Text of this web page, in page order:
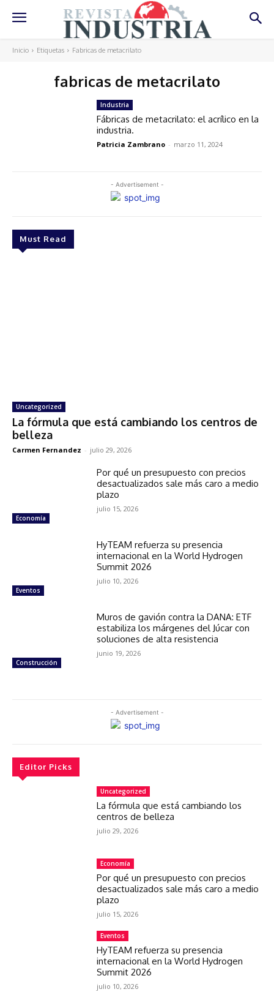
Inicio Etiquetas Fabricas de metacrilato
fabricas de metacrilato
- Advertisement -
Must Read
Uncategorized
La fórmula que está cambiando los centros de
belleza
Carmen Fernandez - julio 29, 2026
Economía
Por qué un presupuesto con precios
desactualizados sale más caro a medio
plazo
julio 15, 2026
Eventos
HyTEAM refuerza su presencia
internacional en la World Hydrogen
Summit 2026
julio 10, 2026
Construcción
Muros de gavión contra la DANA: ETF
estabiliza los márgenes del Júcar con
soluciones de alta resistencia
junio 19, 2026
Industria
Fábricas de metacrilato: el acrílico en la
industria.
Patricia Zambrano - marzo 11, 2024
- Advertisement -
Editor Picks
Uncategorized
La fórmula que está cambiando los
centros de belleza
julio 29, 2026
Economía
Por qué un presupuesto con precios
desactualizados sale más caro a medio
plazo
julio 15, 2026
Eventos
HyTEAM refuerza su presencia
internacional en la World Hydrogen
Summit 2026
julio 10, 2026